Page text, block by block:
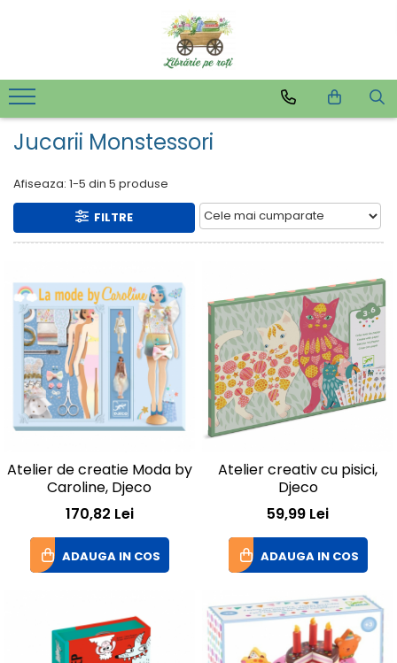
Jucarii Monstessori
Afiseaza: 1-5 din 5 produse
FILTRE
Atelier de creatie Moda by
Caroline, Djeco
170,82 Lei
ADAUGA IN COS
Atelier creativ cu pisici,
Djeco
59,99 Lei
ADAUGA IN COS